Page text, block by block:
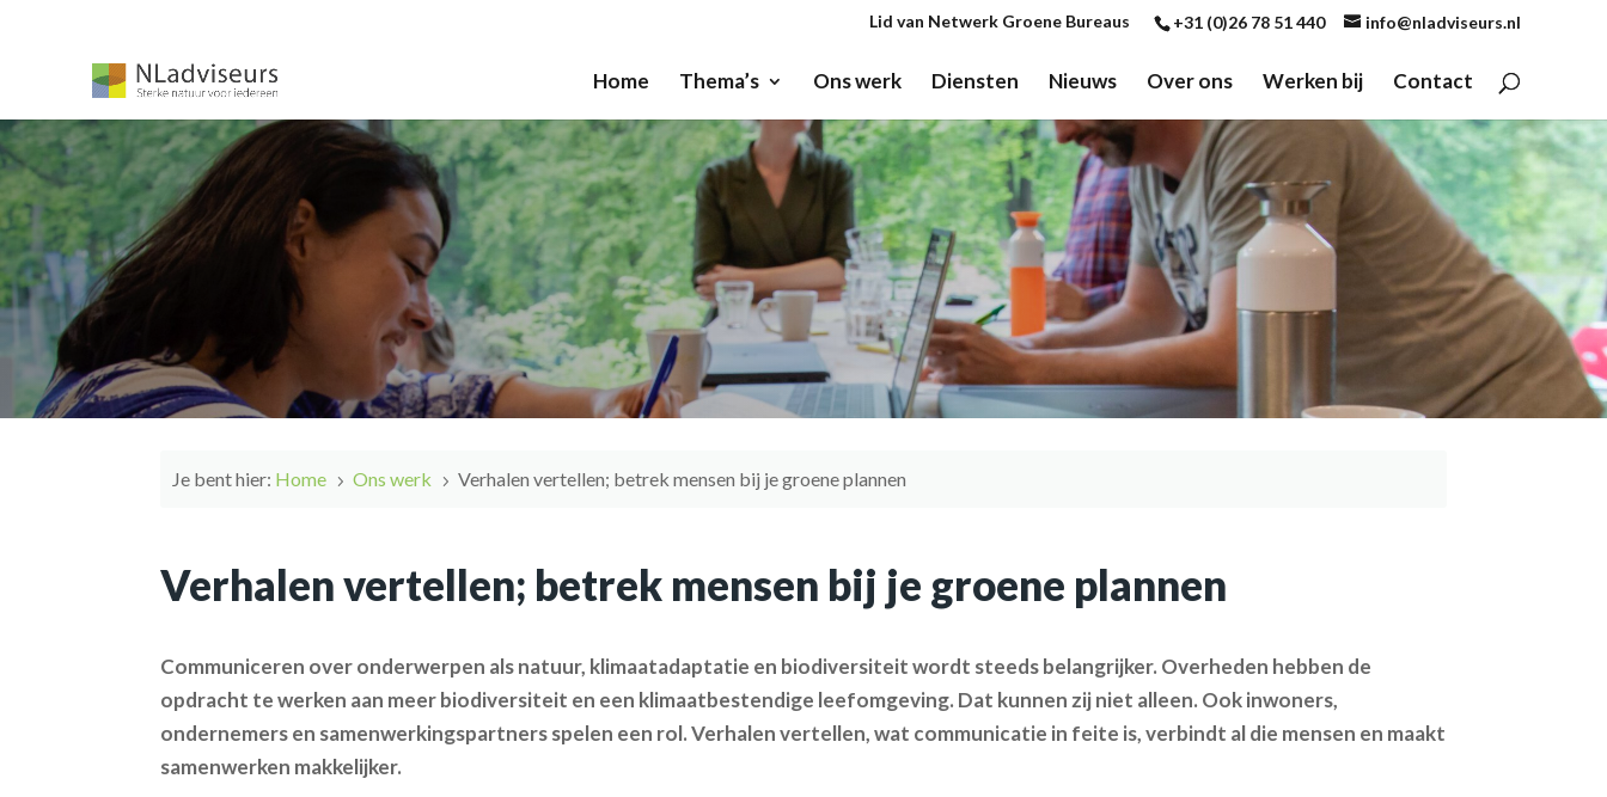
+31 (0)26 78 51 440 info@nladviseurs.nl
Lid van Netwerk Groene Bureaus
Home Thema’s Ons werk Diensten Nieuws Over ons Werken bij Contact
Je bent hier: Home 5 Ons werk 5 Verhalen vertellen; betrek mensen bij je groene plannen
Verhalen vertellen; betrek mensen bij je groene plannen
Communiceren over onderwerpen als natuur, klimaatadaptatie en biodiversiteit wordt steeds belangrijker. Overheden hebben de
opdracht te werken aan meer biodiversiteit en een klimaatbestendige leefomgeving. Dat kunnen zij niet alleen. Ook inwoners,
ondernemers en samenwerkingspartners spelen een rol. Verhalen vertellen, wat communicatie in feite is, verbindt al die mensen en maakt
samenwerken makkelijker.